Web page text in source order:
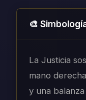
🎨
La Justicia
mano
y una